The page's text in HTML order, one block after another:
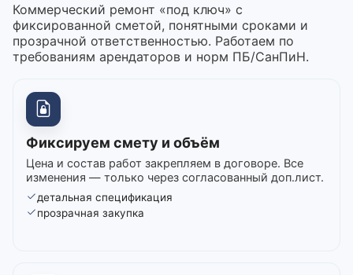
Коммерческий ремонт «под ключ» с
фиксированной сметой, понятными сроками и
прозрачной ответственностью. Работаем по
требованиям арендаторов и норм ПБ/СанПиН.
Фиксируем смету и объём
Цена и состав работ закрепляем в договоре. Все
изменения — только через согласованный доп.лист.
детальная спецификация
прозрачная закупка